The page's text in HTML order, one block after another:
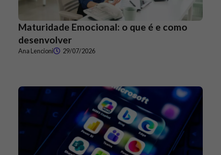
Maturidade Emocional: o que é e como
desenvolver
Ana Lencioni 29/07/2026